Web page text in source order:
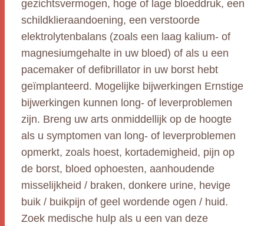
gezichtsvermogen, hoge of lage bloeddruk, een
schildklieraandoening, een verstoorde
elektrolytenbalans (zoals een laag kalium- of
magnesiumgehalte in uw bloed) of als u een
pacemaker of defibrillator in uw borst hebt
geïmplanteerd. Mogelijke bijwerkingen Ernstige
bijwerkingen kunnen long- of leverproblemen
zijn. Breng uw arts onmiddellijk op de hoogte
als u symptomen van long- of leverproblemen
opmerkt, zoals hoest, kortademigheid, pijn op
de borst, bloed ophoesten, aanhoudende
misselijkheid / braken, donkere urine, hevige
buik / buikpijn of geel wordende ogen / huid.
Zoek medische hulp als u een van deze